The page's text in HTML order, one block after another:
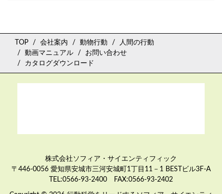
TOP 会社案内 動物行動
人間の行動
動画マニュアル
お問い合わせ
カタログダウンロード
株式会社ソフィア・サイエンティフィック
〒446-0056 愛知県安城市三河安城町1丁目11－1 BESTビル3F-A
TEL:0566-93-2400 FAX:0566-93-2402